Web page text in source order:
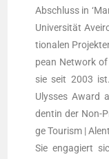
Abschluss in
Uni­ver­si­tät
tio­na­len
pean Net­work
sie seit 2003
Ulys­ses Award
den­tin der Non-
ge Tou­rism |
Sie enga­giert